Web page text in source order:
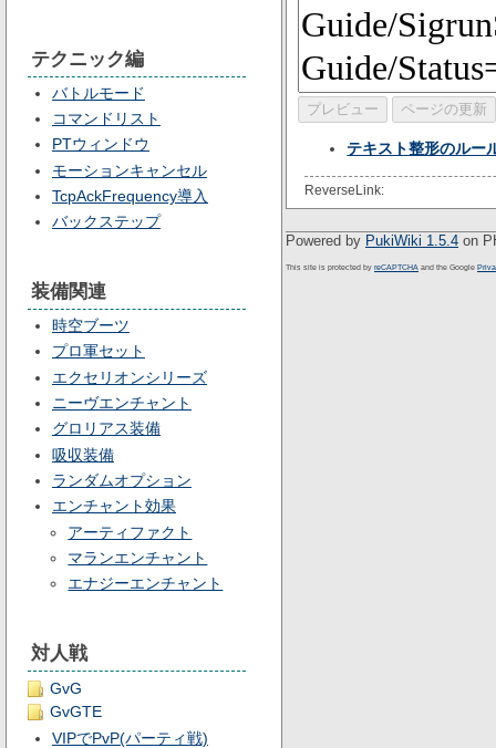
テクニック編
バトルモード
コマンドリスト
PTウィンドウ
モーションキャンセル
TcpAckFrequency導入
バックステップ
装備関連
時空ブーツ
プロ軍セット
エクセリオンシリーズ
ニーヴエンチャント
グロリアス装備
吸収装備
ランダムオプション
エンチャント効果
アーティファクト
マランエンチャント
エナジーエンチャント
対人戦
GvG
GvGTE
VIPでPvP(パーティ戦)
テキスト整形のルー
ReverseLink:
Powered by PukiWiki 1.5.4 on
This site is protected by reCAPTCHA and the Google